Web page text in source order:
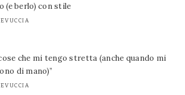
(e berlo) con stile
che mi tengo stretta (anche quando mi
di mano)”